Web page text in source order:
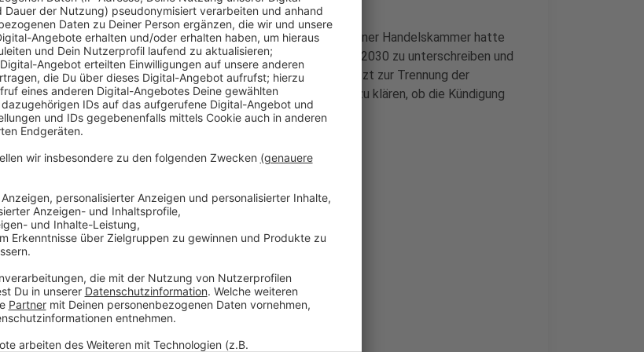
Grund für den Streit ist der Umgang mit der Energiepolitik. Die Kölner Handelskammer hatte
sich geweigert, einen Vertrag für den Braunkohleausstieg im Jahr 2030 zu unterschreiben und
war damit aus der Reihe getanzt. Der entstandene Streit führt jetzt zur Trennung der
Verbände. Aktuell gibt es dabei aber noch Klärungsbedarf. Es ist zu klären, ob die Kündigung
der IHK Köln rechtskonform ist.
Weitere Meldungen aus Leverkusen
Anzeige
Gründermesse für Jungunternehmer
Leverkusen: Wirtz zum Spieler des Monats gewählt
Leverkusen: Besondere Kunstausstellung in Morsbroich